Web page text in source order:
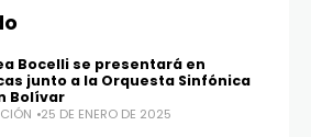
Bocelli se presentará en
junto a la Orquesta Sinfónica
Bolívar
25 DE ENERO DE 2025